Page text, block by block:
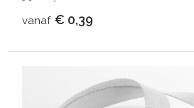
vanaf € 0,39